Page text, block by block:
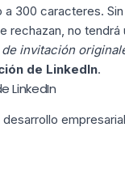
300 caracteres.
rechazan, no tendrá
invitación
de LinkedIn.
LinkedIn
desarrollo